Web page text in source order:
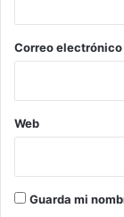
*
Correo electrónico
Web
Guarda mi